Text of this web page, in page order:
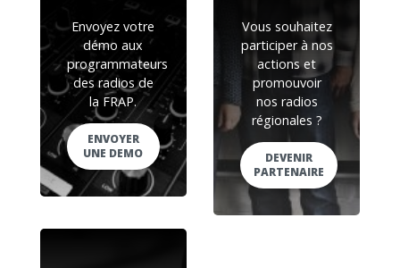
Envoyez votre
démo aux
programmateurs
des radios de
la FRAP.
ENVOYER
UNE DEMO
Vous souhaitez
participer à nos
actions et
promouvoir
nos radios
régionales ?
DEVENIR
PARTENAIRE